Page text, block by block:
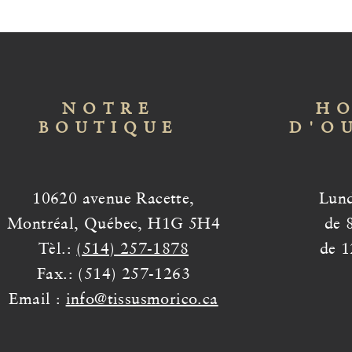
NOTRE
BOUTIQUE
10620 avenue Racette,
Montréal, Québec, H1G 5H4
Tèl.: (514) 257-1878
Fax.: (514) 257-1263
Email : info@tissusmorico.ca
de
de